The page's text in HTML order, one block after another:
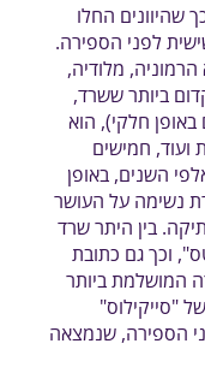
שהיוונים החלו
לפני הספירה.
מלודיה,
ביותר ששרד,
חלקי), הוא
ועוד, חמישים
השנים, באופן
נשימה על העושר
בין היתר שרד
וכך גם כתובת
המושלמת ביותר
"סייקילוס"
אבן מצבה מהמאה ה-2 לפני הספירה, שנמצאה